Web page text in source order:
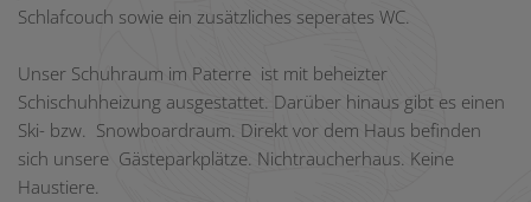
Schlafcouch sowie ein zusätzliches seperates WC.
Unser Schuhraum im Paterre ist mit beheizter
Schischuhheizung ausgestattet. Darüber hinaus gibt es einen
Ski- bzw. Snowboardraum. Direkt vor dem Haus befinden
sich unsere Gästeparkplätze. Nichtraucherhaus. Keine
Haustiere.